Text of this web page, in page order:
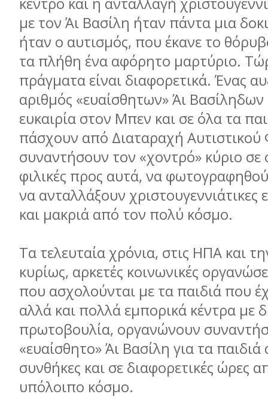
µε τον Άι Βασίλη ήταν πάντα µια
ήταν ο αυτισµός, που έκανε το
τα πλήθη ένα αφόρητο µαρτύριο.
πράγµατα είναι διαφορετικά. Ένας
αριθµός «ευαίσθητων» Άι
ευκαιρία στον Μπεν και σε όλα τα
πάσχουν από Διαταραχή
συναντήσουν τον «χοντρό» κύριο σε
φιλικές προς αυτά, να
να ανταλλάξουν χριστουγεννιάτικες
και µακριά από τον πολύ κόσµο.
Τα τελευταία χρόνια, στις ΗΠΑ και
κυρίως, αρκετές κοινωνικές
που ασχολούνται µε τα παιδιά που
αλλά και πολλά εµπορικά κέντρα µε
πρωτοβουλία, οργανώνουν
«ευαίσθητο» Άι Βασίλη για τα παιδιά
συνθήκες και σε διαφορετικές ώρες
υπόλοιπο κόσµο.